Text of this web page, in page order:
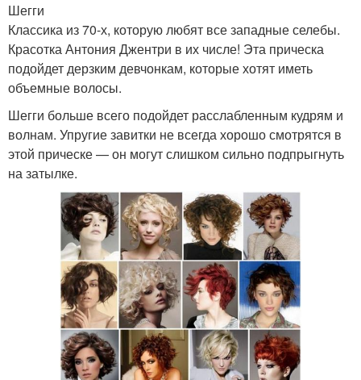
Шегги
Классика из 70-х, которую любят все западные селебы.
Красотка Антония Джентри в их числе! Эта прическа
подойдет дерзким девчонкам, которые хотят иметь
объемные волосы.
Шегги больше всего подойдет расслабленным кудрям и
волнам. Упругие завитки не всегда хорошо смотрятся в
этой прическе — он могут слишком сильно подпрыгнуть
на затылке.